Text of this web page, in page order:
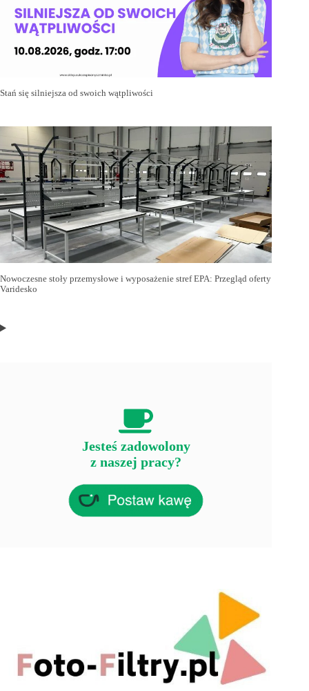
Stań się silniejsza od swoich wątpliwości
Nowoczesne stoły przemysłowe i wyposażenie stref EPA: Przegląd oferty
Varidesko
Jesteś zadowolony
z naszej pracy?